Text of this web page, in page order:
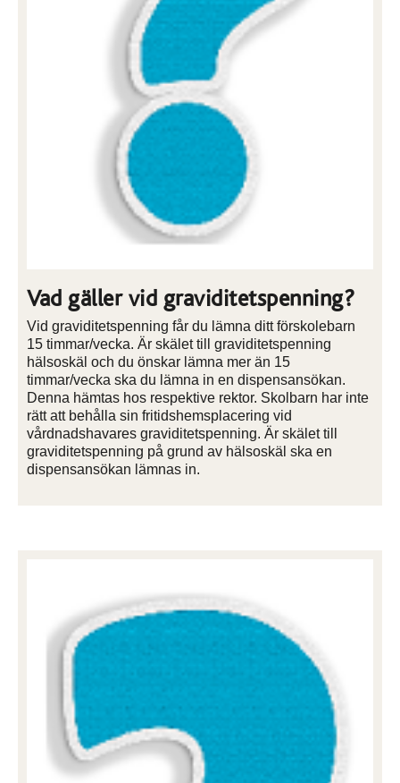
Vad gäller vid graviditetspenning?
Vid graviditetspenning får du lämna ditt förskolebarn
15 timmar/vecka. Är skälet till graviditetspenning
hälsoskäl och du önskar lämna mer än 15
timmar/vecka ska du lämna in en dispensansökan.
Denna hämtas hos respektive rektor. Skolbarn har inte
rätt att behålla sin fritidshemsplacering vid
vårdnadshavares graviditetspenning. Är skälet till
graviditetspenning på grund av hälsoskäl ska en
dispensansökan lämnas in.